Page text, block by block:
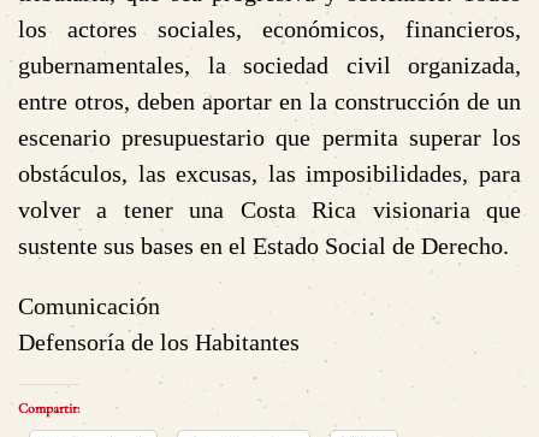
los actores sociales, económicos, financieros,
gubernamentales, la sociedad civil organizada,
entre otros, deben aportar en la construcción de un
escenario presupuestario que permita superar los
obstáculos, las excusas, las imposibilidades, para
volver a tener una Costa Rica visionaria que
sustente sus bases en el Estado Social de Derecho.
Comunicación
Defensoría de los Habitantes
Compartir: